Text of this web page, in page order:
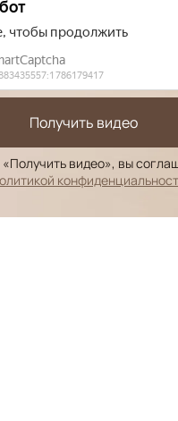
Получить видео
видео», вы